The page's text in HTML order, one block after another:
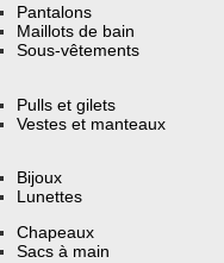
Pantalons
Maillots de bain
Sous-vêtements
Pulls et gilets
Vestes et manteaux
Bijoux
Lunettes
Chapeaux
Sacs à main